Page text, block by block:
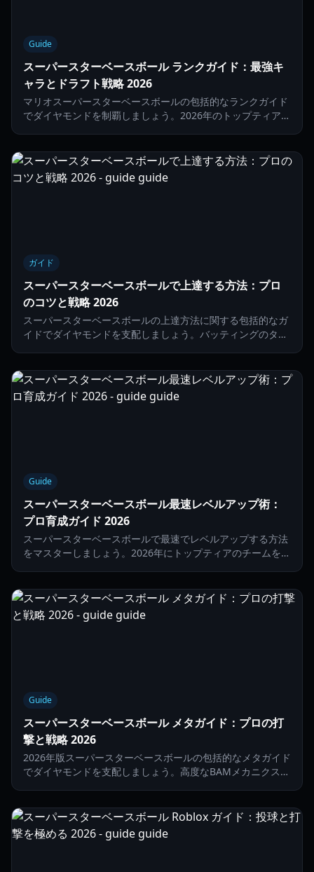
Guide
スーパースターベースボール ランクガイド：最強キ
ャラとドラフト戦略 2026
マリオスーパースターベースボールの包括的なランクガイド
でダイヤモンドを制覇しましょう。2026年のトップティアキ
ガイド
スーパースターベースボールで上達する方法：プロ
のコツと戦略 2026
スーパースターベースボールの上達方法に関する包括的なガ
イドでダイヤモンドを支配しましょう。バッティングのタイ
Guide
スーパースターベースボール最速レベルアップ術：
プロ育成ガイド 2026
スーパースターベースボールで最速でレベルアップする方法
をマスターしましょう。2026年にトップティアのチームを作
Guide
スーパースターベースボール メタガイド：プロの打
撃と戦略 2026
2026年版スーパースターベースボールの包括的なメタガイド
でダイヤモンドを支配しましょう。高度なBAMメカニクス、